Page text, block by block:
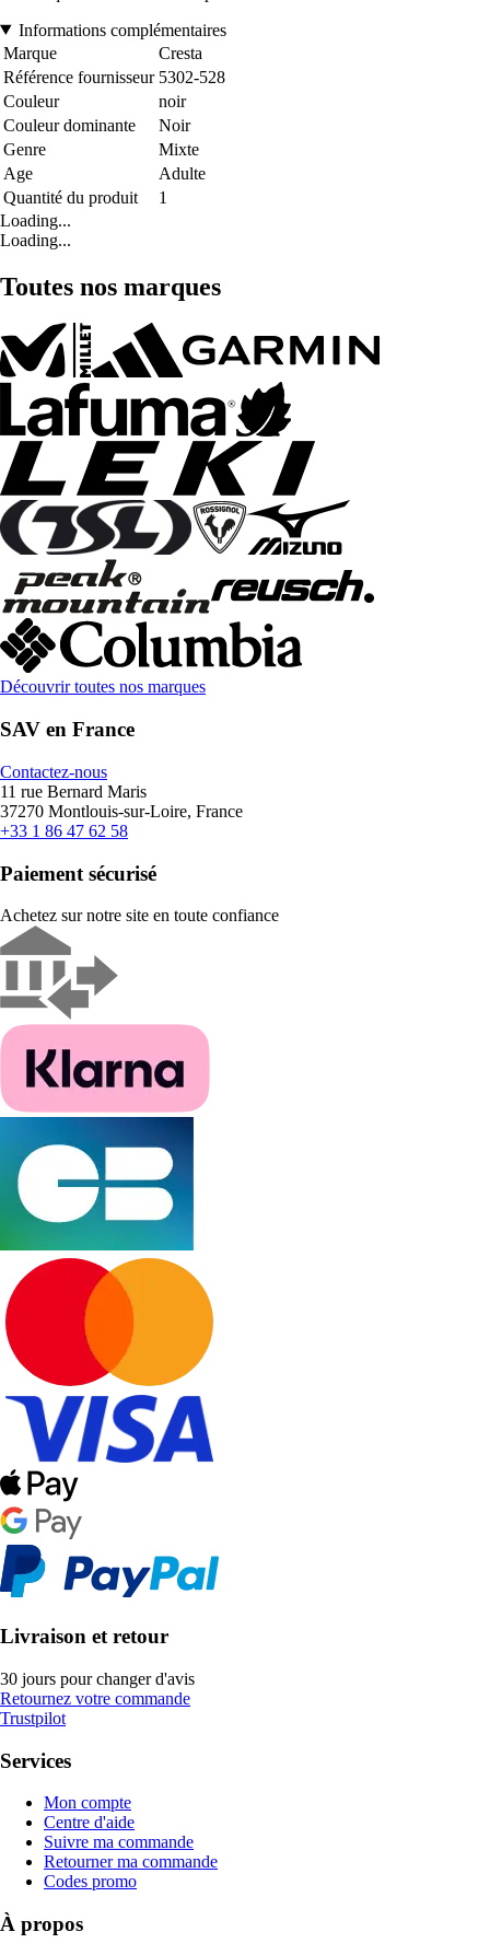
Informations complémentaires
Marque
Cresta
Référence fournisseur 5302-528
Couleur
noir
Couleur dominante
Noir
Genre
Mixte
Age
Adulte
Quantité du produit
1
Loading...
Loading...
Toutes nos marques
Découvrir toutes nos marques
SAV en France
Contactez-nous
11 rue Bernard Maris
37270 Montlouis-sur-Loire, France
+33 1 86 47 62 58
Paiement sécurisé
Achetez sur notre site en toute confiance
Livraison et retour
30 jours pour changer d'avis
Retournez votre commande
Trustpilot
Services
Mon compte
Centre d'aide
Suivre ma commande
Retourner ma commande
Codes promo
À propos